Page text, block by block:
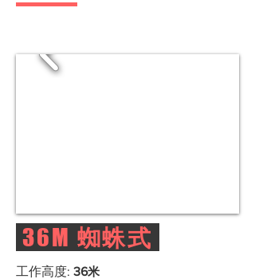
36M 蜘蛛式
工作高度: 36米